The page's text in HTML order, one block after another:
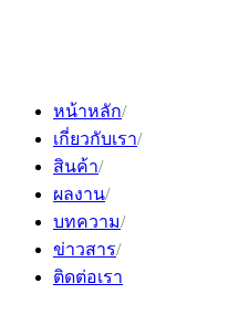
หน้าหลัก
เกี่ยวกับเรา
สินค้า
ผลงาน
บทความ
ข่าวสาร
ติดต่อเรา